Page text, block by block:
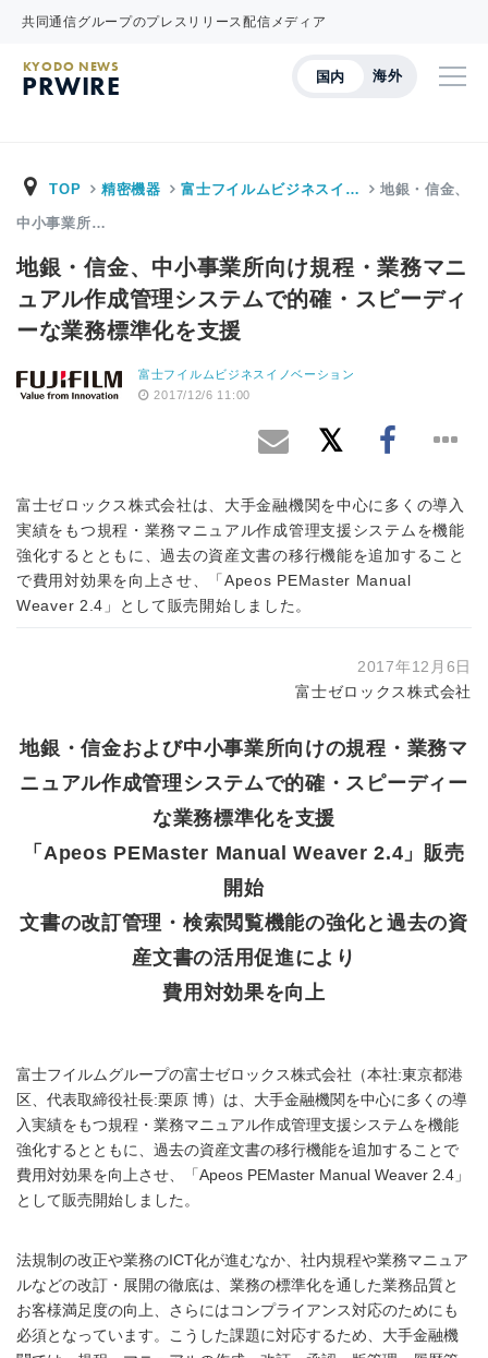
共同通信グループのプレスリリース配信メディア
国内 海外
KYODO NEWS
PRWIRE
TOP 精密機器 富士フイルムビジネスイ… 地銀・信金、
中小事業所…
地銀・信金、中小事業所向け規程・業務マニ
ュアル作成管理システムで的確・スピーディ
ーな業務標準化を支援
富士フイルムビジネスイノベーション
2017/12/6 11:00
富士ゼロックス株式会社は、大手金融機関を中心に多くの導入
実績をもつ規程・業務マニュアル作成管理支援システムを機能
強化するとともに、過去の資産文書の移行機能を追加すること
で費用対効果を向上させ、「Apeos PEMaster Manual
Weaver 2.4」として販売開始しました。
2017年12月6日
富士ゼロックス株式会社
地銀・信金および中小事業所向けの規程・業務マ
ニュアル作成管理システムで的確・スピーディー
な業務標準化を支援
「Apeos PEMaster Manual Weaver 2.4」販売
開始
文書の改訂管理・検索閲覧機能の強化と過去の資
産文書の活用促進により
費用対効果を向上
富士フイルムグループの富士ゼロックス株式会社（本社:東京都港
区、代表取締役社長:栗原 博）は、大手金融機関を中心に多くの導
入実績をもつ規程・業務マニュアル作成管理支援システムを機能
強化するとともに、過去の資産文書の移行機能を追加することで
費用対効果を向上させ、「Apeos PEMaster Manual Weaver 2.4」
として販売開始しました。
法規制の改正や業務のICT化が進むなか、社内規程や業務マニュア
ルなどの改訂・展開の徹底は、業務の標準化を通した業務品質と
お客様満足度の向上、さらにはコンプライアンス対応のためにも
必須となっています。こうした課題に対応するため、大手金融機